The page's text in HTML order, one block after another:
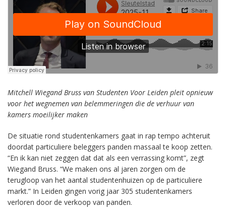
Mitchell Wiegand Bruss van Studenten Voor Leiden pleit opnieuw
voor het wegnemen van belemmeringen die de verhuur van
kamers moeilijker maken
De situatie rond studentenkamers gaat in rap tempo achteruit
doordat particuliere beleggers panden massaal te koop zetten.
“En ik kan niet zeggen dat dat als een verrassing komt”, zegt
Wiegand Bruss. “We maken ons al jaren zorgen om de
terugloop van het aantal studentenhuizen op de particuliere
markt.” In Leiden gingen vorig jaar 305 studentenkamers
verloren door de verkoop van panden.